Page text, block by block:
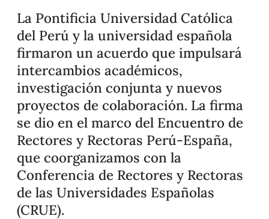
La Pontificia Universidad Católica
del Perú y la universidad española
firmaron un acuerdo que impulsará
intercambios académicos,
investigación conjunta y nuevos
proyectos de colaboración. La firma
se dio en el marco del Encuentro de
Rectores y Rectoras Perú-España,
que coorganizamos con la
Conferencia de Rectores y Rectoras
de las Universidades Españolas
(CRUE).